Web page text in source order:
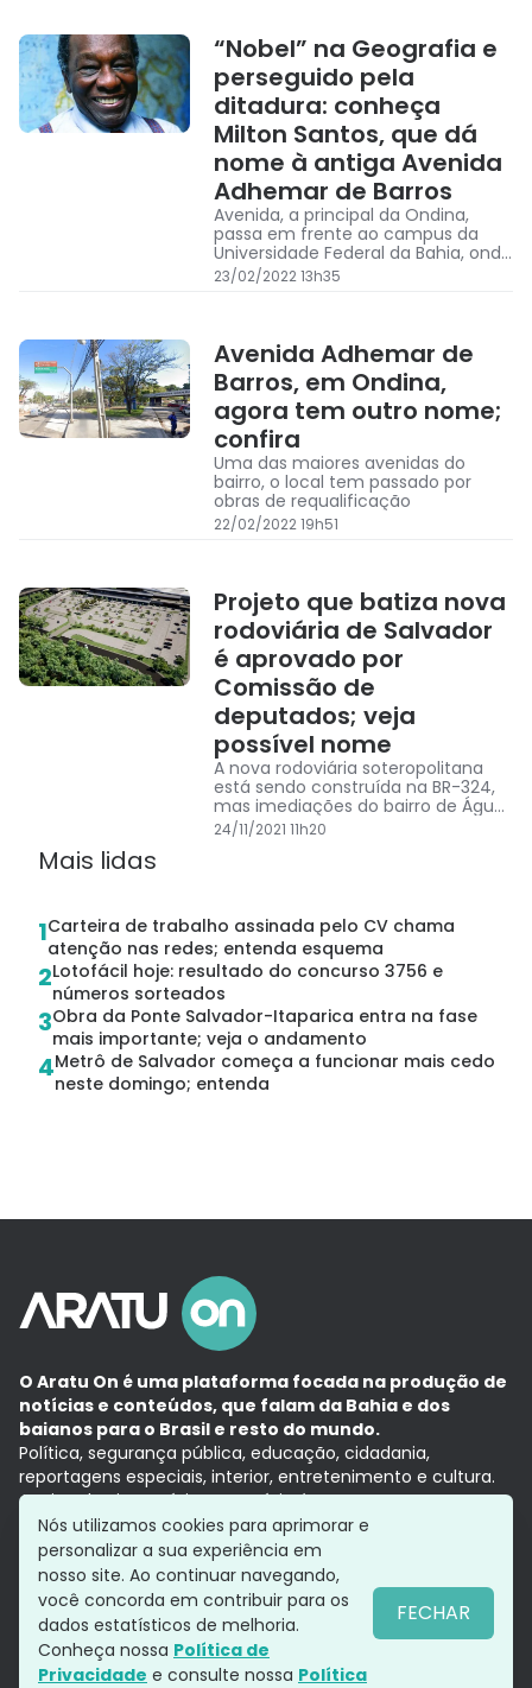
“Nobel” na Geografia e
perseguido pela
ditadura: conheça
Milton Santos, que dá
nome à antiga Avenida
Adhemar de Barros
Avenida, a principal da Ondina,
passa em frente ao campus da
Universidade Federal da Bahia, onde
Milton se formou e foi professor
23/02/2022 13h35
Avenida Adhemar de
Barros, em Ondina,
agora tem outro nome;
confira
Uma das maiores avenidas do
bairro, o local tem passado por
obras de requalificação
22/02/2022 19h51
Projeto que batiza nova
rodoviária de Salvador
é aprovado por
Comissão de
deputados; veja
possível nome
A nova rodoviária soteropolitana
está sendo construída na BR-324,
mas imediações do bairro de Águas
Claras. A obra está orçada em R$
120 milhões
24/11/2021 11h20
Mais lidas
1Carteira de trabalho assinada pelo CV chama
atenção nas redes; entenda esquema
2Lotofácil hoje: resultado do concurso 3756 e
números sorteados
3Obra da Ponte Salvador-Itaparica entra na fase
mais importante; veja o andamento
4Metrô de Salvador começa a funcionar mais cedo
neste domingo; entenda
O Aratu On é uma plataforma focada na produção de
notícias e conteúdos, que falam da Bahia e dos
baianos para o Brasil e resto do mundo.
Política, segurança pública, educação, cidadania,
reportagens especiais, interior, entretenimento e cultura.
Aqui, tudo vira notícia e a notícia é no tempo presente,
com a credibilidade do Grupo Aratu.
Grupo Aratu
Política de privacidade
Siga-nos
Nós utilizamos cookies para aprimorar e
personalizar a sua experiência em
nosso site. Ao continuar navegando,
você concorda em contribuir para os
dados estatísticos de melhoria.
Conheça nossa Política de
Privacidade e consulte nossa Política
FECHAR